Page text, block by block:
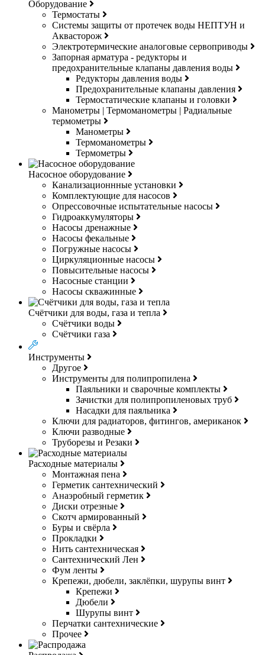
Оборудование
Термостаты
Системы защиты от протечек воды НЕПТУН и
Аквасторож
Электротермические аналоговые сервоприводы
Запорная арматура - редукторы и
предохранительные клапаны давления воды
Редукторы давления воды
Предохранительные клапаны давления
Термостатические клапаны и головки
Манометры | Термоманометры | Радиальные
термометры
Манометры
Термоманометры
Термометры
Насосное оборудование
Канализационнные установки
Комплектующие для насосов
Опрессовочные испытательные насосы
Гидроаккумуляторы
Насосы дренажные
Насосы фекальные
Погружные насосы
Циркуляционные насосы
Повысительные насосы
Насосные станции
Насосы скважинные
Счётчики для воды, газа и тепла
Счётчики воды
Счётчики газа
Инструменты
Другое
Инструменты для полипропилена
Паяльники и сварочные комплекты
Зачистки для полипропиленовых труб
Насадки для паяльника
Ключи для радиаторов, фитингов, американок
Ключи разводные
Труборезы и Резаки
Расходные материалы
Монтажная пена
Герметик сантехнический
Анаэробный герметик
Диски отрезные
Скотч армированный
Буры и свёрла
Прокладки
Нить сантехническая
Сантехнический Лен
Фум ленты
Крепежи, дюбели, заклёпки, шурупы винт
Крепежи
Дюбели
Шурупы винт
Перчатки сантехнические
Прочее